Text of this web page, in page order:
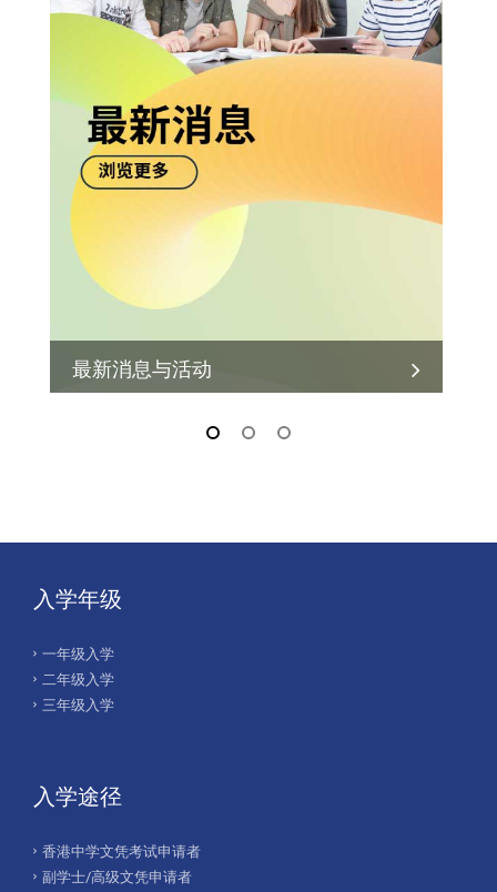
最新消息与活动
入学年级
一年级入学
二年级入学
三年级入学
入学途径
香港中学文凭考试申请者
副学士/高级文凭申请者